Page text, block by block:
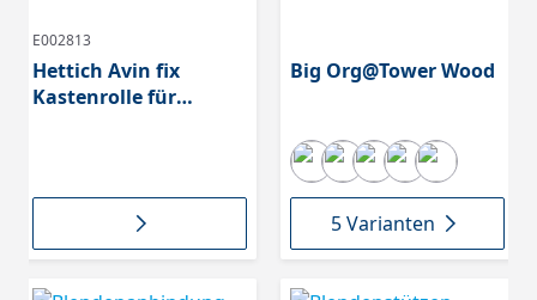
E002813
Hettich Avin fix
Kastenrolle für
Big Org@Tower Wood
5 Varianten